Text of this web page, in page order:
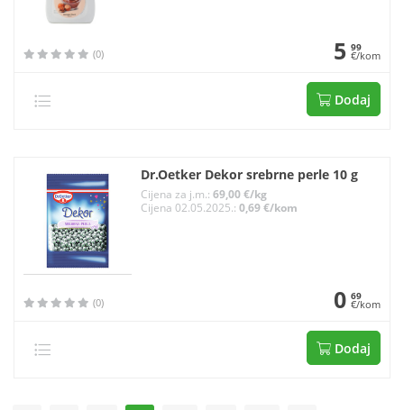
(0) 5 99
€/kom
Dodaj
Dr.Oetker Dekor srebrne perle 10 g
Cijena za j.m.: 69,00 €/kg
Cijena 02.05.2025.: 0,69 €/kom
(0) 0 69
€/kom
Dodaj